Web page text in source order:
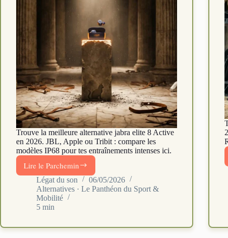
Trouve la meilleure alternative jabra elite 8 Active
en 2026. JBL, Apple ou Tribit : compare les
modèles IP68 pour tes entraînements intenses ici.
Lire le Parchemin
Quelle
alternative
jabra
elite
le
Légat du son
06/05/2026
Alternatives · Le Panthéon du Sport &
Mobilité
5 min